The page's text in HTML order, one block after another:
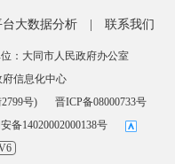
大数据分析 联系我们
：大同市人民政府办公室
信息化中心
号)
晋ICP备08000733号
备14020002000138号